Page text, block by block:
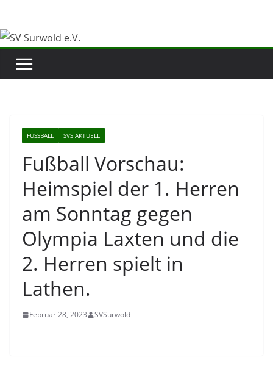
springen
FUSSBALL SVS AKTUELL
Fußball Vorschau:
Heimspiel der 1. Herren
am Sonntag gegen
Olympia Laxten und die
2. Herren spielt in
Lathen.
Februar 28, 2023 SVSurwold